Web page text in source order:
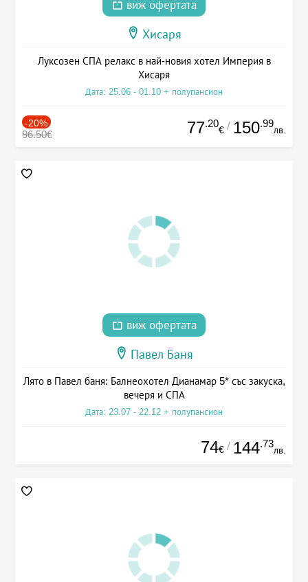
виж офертата
Хисаря
Луксозен СПА релакс в най-новия хотел Империя в
Хисаря
Дата: 25.06 - 01.10 + полупансион
-20%
96.50€ 77.20
€ / 150.99
лв.
виж офертата
Павел Баня
Лято в Павел баня: Балнеохотел Дианамар 5* със закуска,
вечеря и СПА
Дата: 23.07 - 22.12 + полупансион
74€ / 144.73
лв.